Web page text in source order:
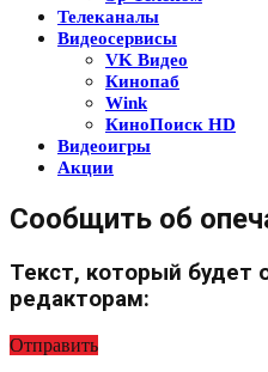
Телеканалы
Видеосервисы
VK Видео
Кинопаб
Wink
КиноПоиск HD
Видеоигры
Акции
Сообщить об
Текст, который будет
редакторам:
Отправить